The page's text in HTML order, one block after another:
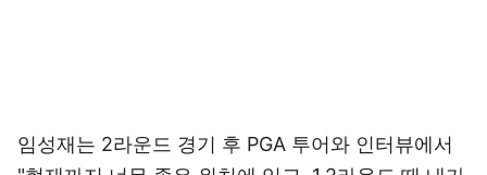
임성재는 2라운드 경기 후 PGA 투어와 인터뷰에서